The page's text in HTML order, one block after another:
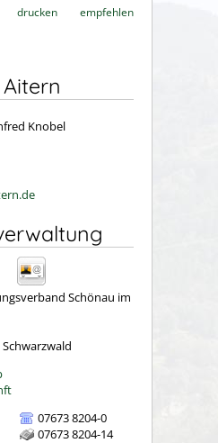
drucken
empfehlen
Knobel
Schönau im
07673 8204-0
07673 8204-14